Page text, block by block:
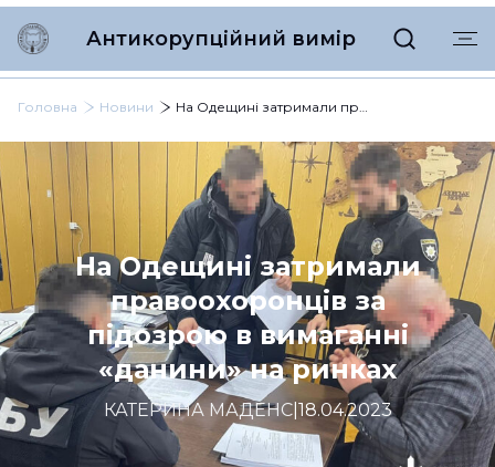
Антикорупційний вимір
Головна Новини На Одещині затримали правоохоронців за підозрою в вимаганні «данини» на ринках
На Одещині затримали
правоохоронців за
підозрою в вимаганні
«данини» на ринках
КАТЕРИНА МАДЕНС| 18.04.2023